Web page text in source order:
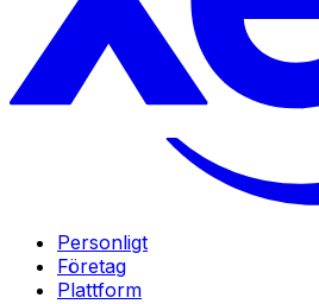
Personligt
Företag
Plattform